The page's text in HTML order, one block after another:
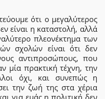
ότι ο μεγαλύτερος
είναι η καταστολή, αλλά
πλεονέκτημα των
σχολών είναι ότι δεν
αντιπροσώπους, που
μία πρακτική τέχνη, την
όχι, και συνεπώς η
την ζωή της στα χέρια
για εμάς η πολιτική δεν